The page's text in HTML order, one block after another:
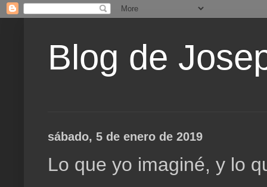
Blog de
sábado, 5 de enero de 2019
Lo que yo imaginé, y lo